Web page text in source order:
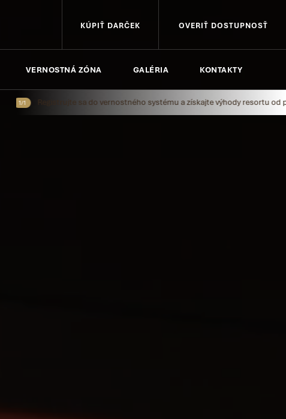
KÚPIŤ DARČEK OVERIŤ DOSTUPNOSŤ
VERNOSTNÁ ZÓNA GALÉRIA KONTAKTY
Registrujte sa do vernostného systému a získajte výhody resortu od prvého